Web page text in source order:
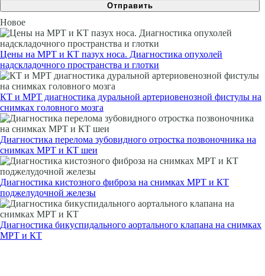
Новое
Цены на МРТ и КТ пазух носа. Диагностика опухолей
надскладочного пространства и глотки
КТ и МРТ диагностика дуральной артериовенозной фистулы на
снимках головного мозга
Диагностика перелома зубовидного отростка позвоночника на
снимках МРТ и КТ шеи
Диагностика кистозного фиброза на снимках МРТ и КТ
поджелудочной железы
Диагностика бикуспидального аортального клапана на снимках
МРТ и КТ